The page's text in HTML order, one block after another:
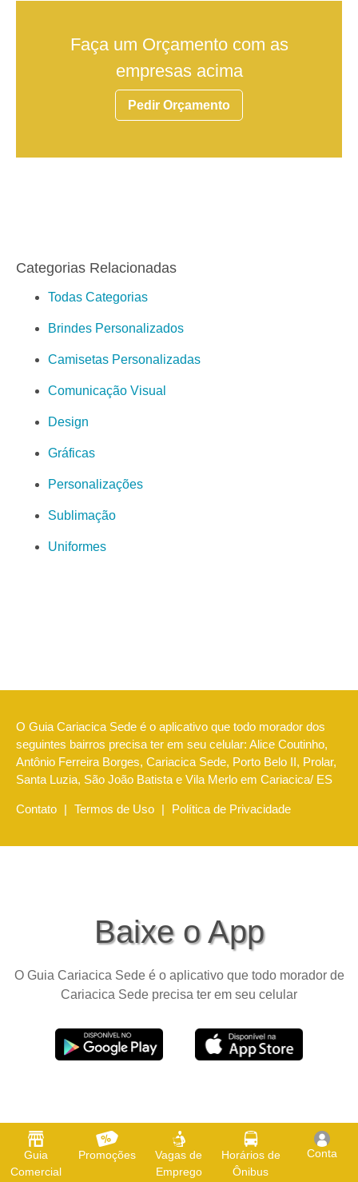
Guia
Comercial
Promoções
Vagas de
Emprego
Horários de
Ônibus
Conta
Faça um Orçamento com as
empresas acima
Pedir Orçamento
Categorias Relacionadas
Todas Categorias
Brindes Personalizados
Camisetas Personalizadas
Comunicação Visual
Design
Gráficas
Personalizações
Sublimação
Uniformes
O Guia Cariacica Sede é o aplicativo que todo morador dos
seguintes bairros precisa ter em seu celular: Alice Coutinho,
Antônio Ferreira Borges, Cariacica Sede, Porto Belo II, Prolar,
Santa Luzia, São João Batista e Vila Merlo em Cariacica/ ES
Contato | Termos de Uso | Política de Privacidade
Baixe o App
O Guia Cariacica Sede é o aplicativo que todo morador de
Cariacica Sede precisa ter em seu celular